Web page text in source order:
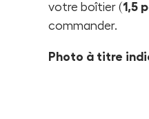
votre boîtier (1,5
commander.
Photo à titre